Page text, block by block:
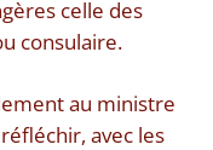
celle des
consulaire.
au ministre
avec les